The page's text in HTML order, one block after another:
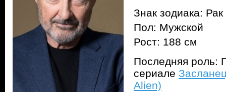
Знак зодиака: Рак
Пол: Мужской
Рост: 188 см
Последняя роль:
сериале
Alien)